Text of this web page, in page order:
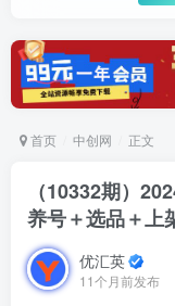
首页 中创网 正文
（10332期）
养号＋选品＋上
优汇英
11个月前发布